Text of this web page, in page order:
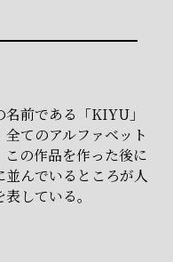
名前である「KIYU」
てのアルファベット
の作品を作った後に
んでいるところが人
している。